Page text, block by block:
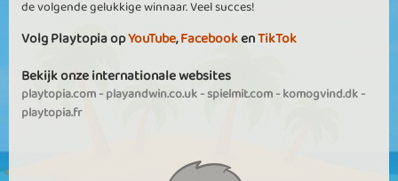
de volgende gelukkige winnaar. Veel succes!
Volg Playtopia opYouTube,FacebookenTikTok
Bekijk onze internationale websites
playtopia.com-playandwin.co.uk-spielmit.com-komogvind.dk-
playtopia.fr